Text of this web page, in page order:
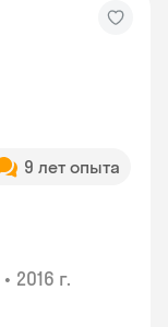
9 лет опыта
• 2016 г.